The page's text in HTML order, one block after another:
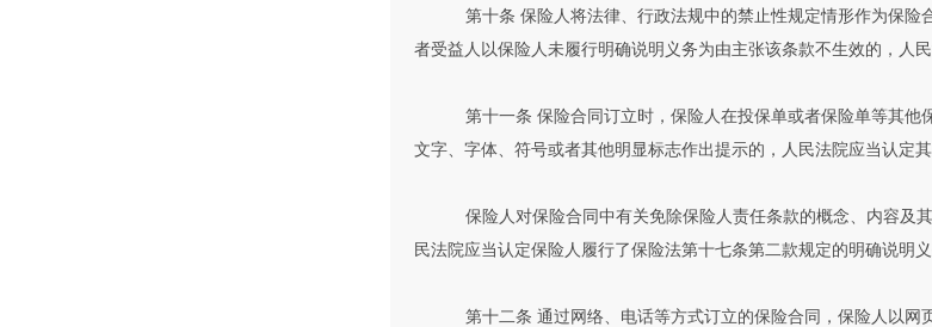
第十条 保险人将法律、行政法规中的禁止性规定情形作为保
者受益人以保险人未履行明确说明义务为由主张该条款不生效的，人民
第十一条 保险合同订立时，保险人在投保单或者保险单等其
文字、字体、符号或者其他明显标志作出提示的，人民法院应当认定
保险人对保险合同中有关免除保险人责任条款的概念、内容及
民法院应当认定保险人履行了保险法第十七条第二款规定的明确说明义
第十二条 通过网络、电话等方式订立的保险合同，保险人以